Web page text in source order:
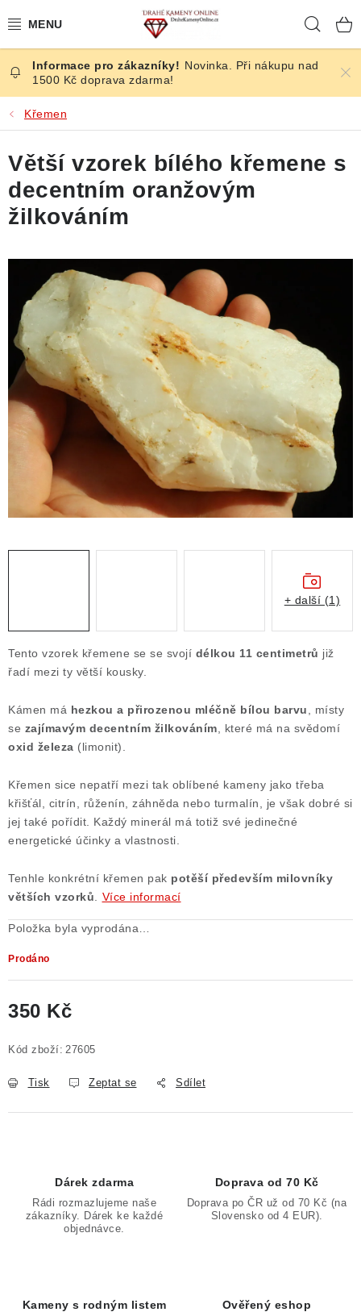
na
ČESKÉ KAMENY
ŠPERKY
KAMENY ZE SVĚTA
BROUŠENÉ
ÚČINKY
KRYSTALY
ČLÁNKY
NALEZIŠTĚ
NÁŠ PŘÍBĚH
VIDEOGALERIE
Výkup minerálů a drahých kamenů
Formulář pro odstoupení od smlouvy
Poučení o právu na odstoupení od smlouvy
Novinka. Při nákupu nad
1500 Kč doprava zdarma!
Křemen
Tento vzorek křemene se se svojí délkou 11 centimetrů již
řadí mezi ty větší kousky.
Kámen má hezkou a přirozenou mléčně bílou barvu , místy
se zajímavým decentním žilkováním , které má na svědomí
oxid železa (limonit).
Křemen sice nepatří mezi tak oblíbené kameny jako třeba
křišťál, citrín, růženín, záhněda nebo turmalín, je však dobré si
jej také pořídit. Každý minerál má totiž své jedinečné
energetické účinky a vlastnosti.
Tenhle konkrétní křemen pak potěší především milovníky
větších vzorků
Více informací
Položka byla vyprodána…
Prodáno
350 Kč
Kód zboží: 27605
Tisk Zeptat se Sdílet
Větší vzorek bílého křemene s
decentním oranžovým
žilkováním
+ další (1)
Dárek zdarma
Rádi rozmazlujeme naše
zákazníky. Dárek ke každé
objednávce.
Doprava od 70 Kč
Doprava po ČR už od 70 Kč (na
Slovensko od 4 EUR).
Kameny s rodným listem Ověřený eshop